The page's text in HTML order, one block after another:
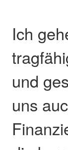
Ich
und
uns